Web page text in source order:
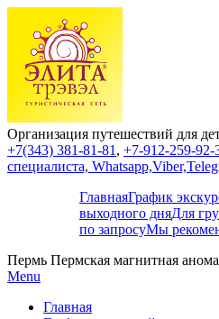
Организация путешествий для
+7(343) 381-81-81 , +7-912-259-
специалиста,
ГлавнаяГрафик
выходного дняДля
по запросуМы
Пермь Пермская магнитная
Menu
Главная